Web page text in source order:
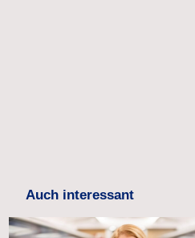
Auch interessant